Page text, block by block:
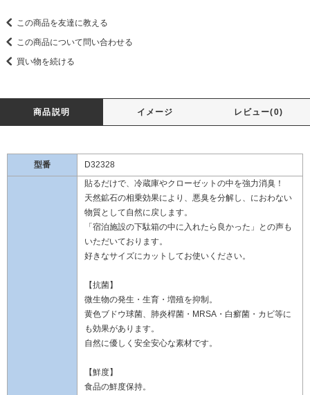
この商品を友達に教える
この商品について問い合わせる
買い物を続ける
商品説明 イメージ レビュー(0)
型番 D32328
貼るだけで、冷蔵庫やクローゼットの中を強力消臭！
天然鉱石の相乗効果により、悪臭を分解し、におわない
物質として自然に戻します。
「宿泊施設の下駄箱の中に入れたら良かった」との声も
いただいております。
好きなサイズにカットしてお使いください。
【抗菌】
微生物の発生・生育・増殖を抑制。
黄色ブドウ球菌、肺炎桿菌・MRSA・白癬菌・カビ等に
も効果があります。
自然に優しく安全安心な素材です。
【鮮度】
食品の鮮度保持。